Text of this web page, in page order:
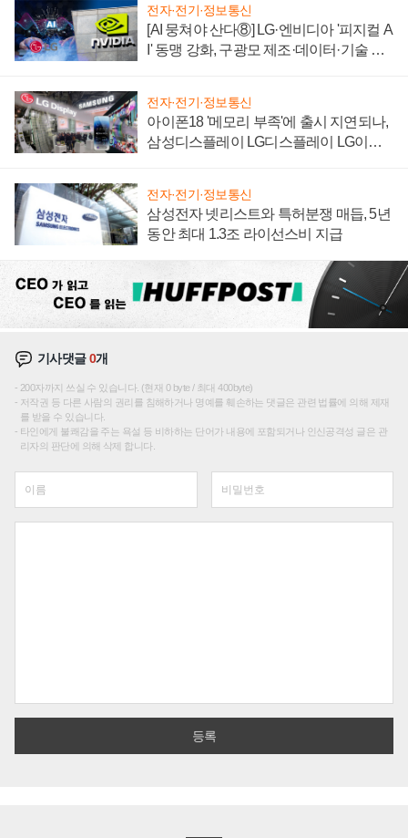
전자·전기·정보통신
[AI 뭉쳐야 산다⑧] LG·엔비디아 '피지컬 A
I' 동맹 강화, 구광모 제조·데이터·기술 결
전자·전기·정보통신
아이폰18 '메모리 부족'에 출시 지연되나,
삼성디스플레이 LG디스플레이 LG이노
전자·전기·정보통신
삼성전자 넷리스트와 특허분쟁 매듭, 5년
동안 최대 1.3조 라이선스비 지급
기사댓글0개
200자까지 쓰실 수 있습니다. (현재 0 byte / 최대 400byte)
저작권 등 다른 사람의 권리를 침해하거나 명예를 훼손하는 댓글은 관련 법률에 의해 제재
를 받을 수 있습니다.
타인에게 불쾌감을 주는 욕설 등 비하하는 단어가 내용에 포함되거나 인신공격성 글은 관
리자의 판단에 의해 삭제 합니다.